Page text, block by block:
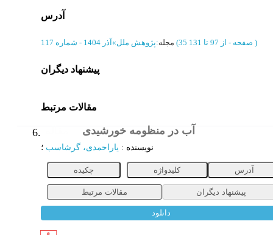
آدرس
مجله:پژوهش ملل» آذر 1404 - شماره 117 (‎35 صفحه - )
پیشنهاد دیگران
مقالات مرتبط
6. آب در منظومه خورشیدی
نویسنده : یاراحمدی، گرشاسب ؛
چکیده کلیدواژه آدرس
مقالات مرتبط پیشنهاد دیگران
دانلود